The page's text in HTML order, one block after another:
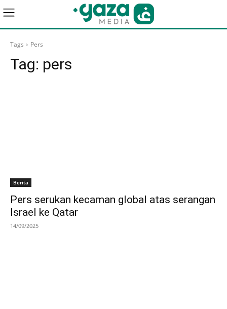
Tags Pers
Tag: pers
Berita
Pers serukan kecaman global atas serangan
Israel ke Qatar
14/09/2025